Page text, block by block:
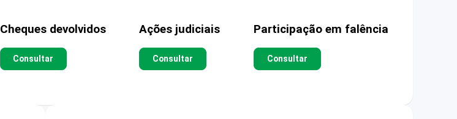
Cheques devolvidos
Consultar
Ações judiciais
Consultar
Participação em falência
Consultar